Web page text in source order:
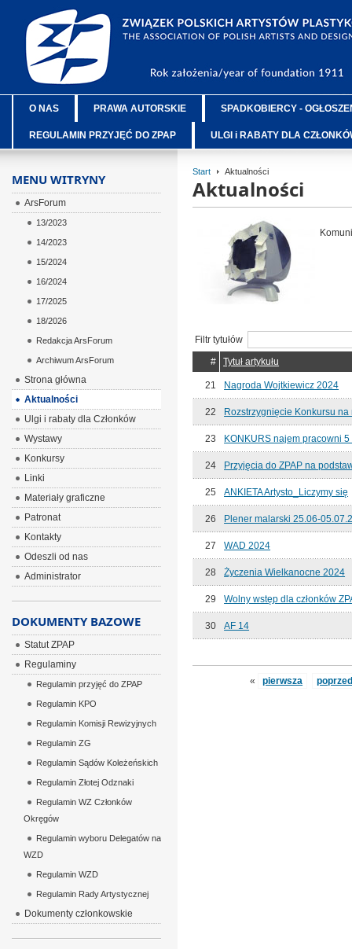
O NAS PRAWA AUTORSKIE SPADKOBIERCY -
REGULAMIN PRZYJĘĆ DO ZPAP ULGI i RABATY DLA
Start Aktualności
Aktualności
Filtr tytułów
#
Tytuł artykułu
21 Nagroda Wojtkiewicz 2024
22 Rozstrzygnięcie Konkursu
23 KONKURS najem pracowni
24 Przyjęcia do ZPAP na
25 ANKIETA Artysto_Liczymy się
26 Plener malarski 25.06-
27 WAD 2024
28 Życzenia Wielkanocne 2024
29 Wolny wstęp dla członków
30 AF 14
« pierwsza
MENU WITRYNY
ArsForum
13/2023
14/2023
15/2024
16/2024
17/2025
18/2026
Redakcja ArsForum
Archiwum ArsForum
Strona główna
Aktualności
Ulgi i rabaty dla Członków
Wystawy
Konkursy
Linki
Materiały graficzne
Patronat
Kontakty
Odeszli od nas
Administrator
DOKUMENTY BAZOWE
Statut ZPAP
Regulaminy
Regulamin przyjęć do ZPAP
Regulamin KPO
Regulamin Komisji Rewizyjnych
Regulamin ZG
Regulamin Sądów Koleżeńskich
Regulamin Złotej Odznaki
Regulamin WZ Członków
Okręgów
Regulamin wyboru Delegatów na
WZD
Regulamin WZD
Regulamin Rady Artystycznej
Dokumenty członkowskie